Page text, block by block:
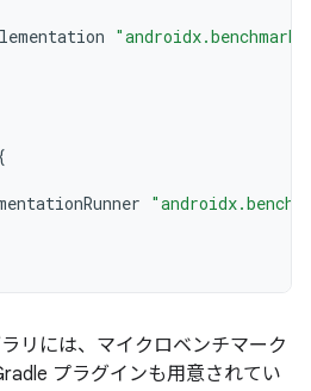
リには、マイクロベンチマーク
プラグインも用意されてい